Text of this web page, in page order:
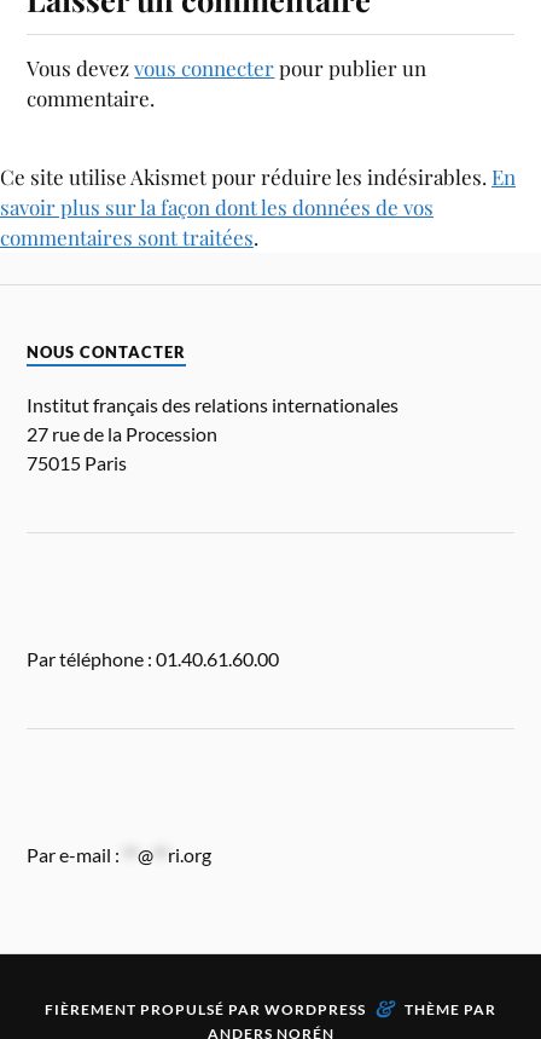
Vous devezvous connecterpour publier un
commentaire.
Ce site utilise Akismet pour réduire les indésirables. En
savoir plus sur la façon dont les données de vos
commentaires sont traitées.
NOUS CONTACTER
Institut français des relations internationales
27 rue de la Procession
75015 Paris
Par téléphone : 01.40.61.60.00
Par e-mail : **@ ri.org
FIÈREMENT PROPULSÉ PAR WORDPRESS & THÈME PAR
ANDERS NORÉN